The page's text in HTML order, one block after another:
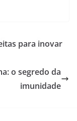
para inovar
o segredo da
imunidade